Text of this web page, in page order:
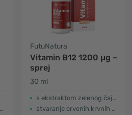
FutuNatura
Vitamin B12 1200 µg –
sprej
30 ml
s ekstraktom zelenog čaja i kromom
stvaranje crvenih krvnih stanica i živčani sustav